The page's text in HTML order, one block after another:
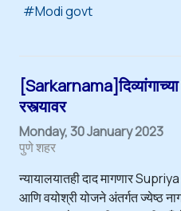
Modi govt
रस्त्यावर
Monday, 30 January 2023
पुणे शहर
न्यायालयातही दाद मागणार
आणि वयोश्री योजने अंतर्गत ज्येष्ठ